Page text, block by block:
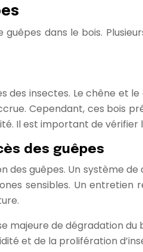
dans le bois.
insectes. Le chêne et
Cependant, ces bois
Il est important de
des guêpes
des guêpes. Un système
sensibles. Un
majeure de dégradation du
et de la prolifération